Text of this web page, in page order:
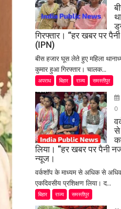
गिरफ्तार। “हर खबर पर
(IPN)
बीस हजार घूस लेते हुए महिला
कुमार हुआ गिरफ्तार। चालक...
अपराध बिहार राज्य समस्तीपुर
0
से
लिया। “हर खबर पर पैनी
न्यूज।
वर्कशॉप के माध्यम से अधिक से
एकदिवसीय प्रशिक्षण लिया। द...
बिहार राज्य समस्तीपुर